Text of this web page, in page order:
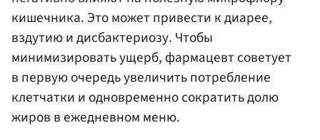
кишечника. Это может привести к диарее,
вздутию и дисбактериозу. Чтобы
минимизировать ущерб, фармацевт советует
в первую очередь увеличить потребление
клетчатки и одновременно сократить долю
жиров в ежедневном меню.